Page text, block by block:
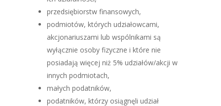
przedsiębiorstw finansowych,
podmiotów, których udziałowcami,
akcjonariuszami lub wspólnikami są
wyłącznie osoby fizyczne i które nie
posiadają więcej niż 5% udziałów/akcji w
innych podmiotach,
małych podatników,
podatników, którzy osiągnęli udział